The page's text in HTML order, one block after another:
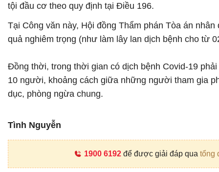
tội đầu cơ theo quy định tại Điều 196.
Tại Công văn này, Hội đồng Thẩm phán Tòa án
quả nghiêm trọng (như làm lây lan dịch bệnh cho từ
Đồng thời, trong thời gian có dịch bệnh Covid-19
10 người, khoảng cách giữa những người tham gia
dục, phòng ngừa chung.
Tình Nguyễn
1900 6192để được giải đáp qua tổng